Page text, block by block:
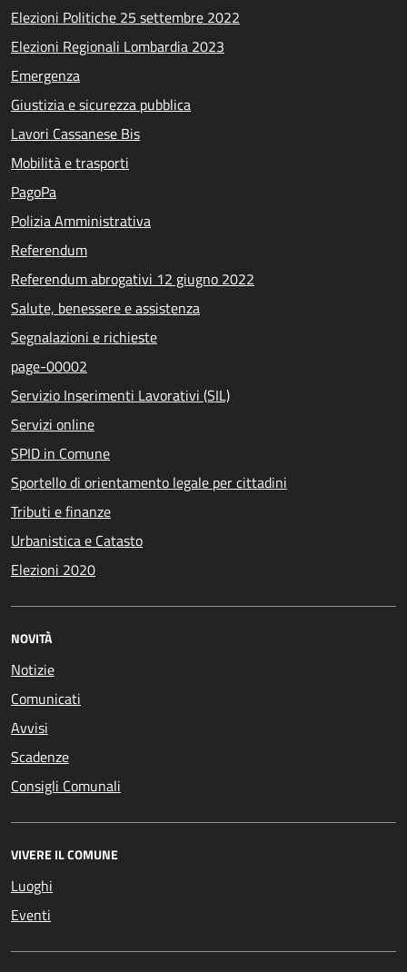
Elezioni Politiche 25 settembre 2022
Elezioni Regionali Lombardia 2023
Emergenza
Giustizia e sicurezza pubblica
Lavori Cassanese Bis
Mobilità e trasporti
PagoPa
Polizia Amministrativa
Referendum
Referendum abrogativi 12 giugno 2022
Salute, benessere e assistenza
Segnalazioni e richieste
page-00002
Servizio Inserimenti Lavorativi (SIL)
Servizi online
SPID in Comune
Sportello di orientamento legale per cittadini
Tributi e finanze
Urbanistica e Catasto
Elezioni 2020
NOVITÀ
Notizie
Comunicati
Avvisi
Scadenze
Consigli Comunali
VIVERE IL COMUNE
Luoghi
Eventi